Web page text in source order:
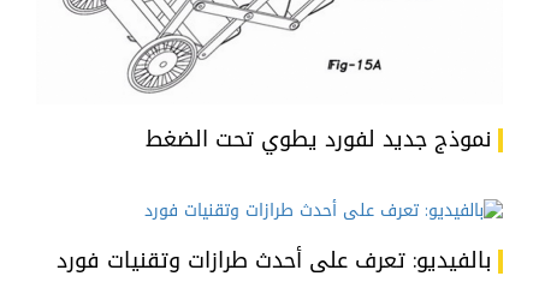
نموذج جديد لفورد يطوي تحت الضغط
بالفيديو: تعرف على أحدث طرازات وتقنيات فورد